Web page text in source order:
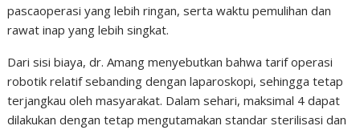
pascaoperasi yang lebih ringan, serta waktu pemulihan dan
rawat inap yang lebih singkat.
Dari sisi biaya, dr. Amang menyebutkan bahwa tarif operasi
robotik relatif sebanding dengan laparoskopi, sehingga tetap
terjangkau oleh masyarakat. Dalam sehari, maksimal 4 dapat
dilakukan dengan tetap mengutamakan standar sterilisasi dan